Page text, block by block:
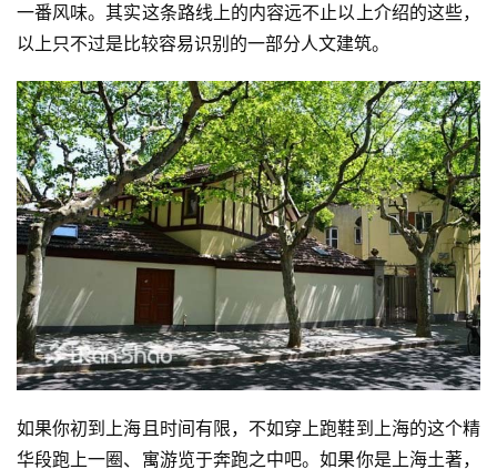
一番风味。其实这条路线上的内容远不止以上介绍的这些，
以上只不过是比较容易识别的一部分人文建筑。
如果你初到上海且时间有限，不如穿上跑鞋到上海的这个精
华段跑上一圈、寓游览于奔跑之中吧。如果你是上海土著，